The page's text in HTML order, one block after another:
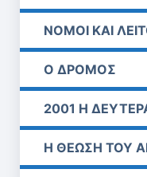
ΝΟΜΟΙ ΚΑΙ
Ο ΔΡΟΜΟΣ
2001 Η
Η ΘΕΩΣΗ ΤΟΥ